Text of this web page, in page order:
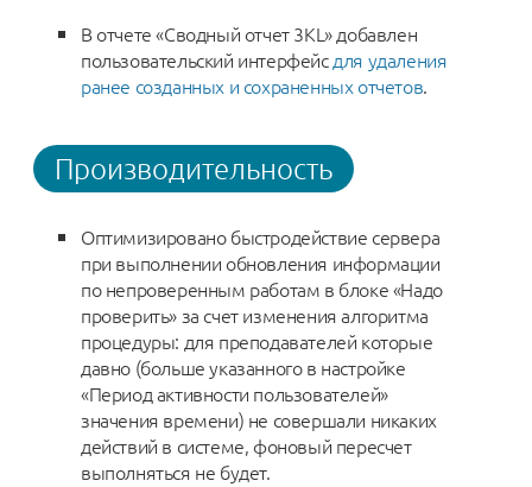
В отчете «Сводный отчет 3KL» добавлен
пользовательский интерфейсдля удаления
ранее созданных и сохраненных отчетов.
Производительность
Оптимизировано быстродействие сервера
при выполнении обновления информации
по непроверенным работам в блоке «Надо
проверить» за счет изменения алгоритма
процедуры: для преподавателей которые
давно (больше указанного в настройке
«Период активности пользователей»
значения времени) не совершали никаких
действий в системе, фоновый пересчет
выполняться не будет.